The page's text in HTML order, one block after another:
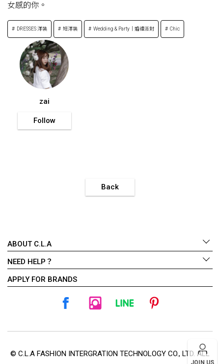
女感的你。
DRESSES 洋裝 短洋裝 Wedding & Party｜婚禮派對 Chic
zai
Follow
Back
ABOUT C.L.A
NEED HELP？
APPLY FOR BRANDS
© C.L.A FASHION INTERGRATION TECHNOLOGY CO., LTD. ALL
JOIN US